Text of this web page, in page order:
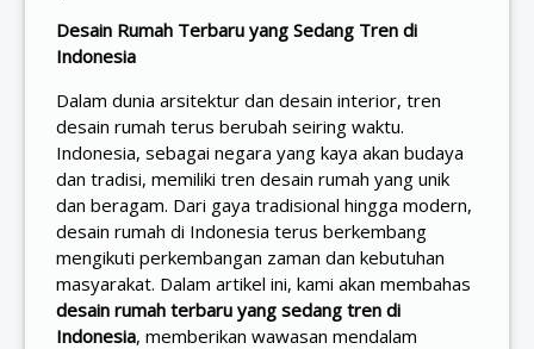
Desain Rumah Terbaru yang Sedang Tren di
Indonesia
Dalam dunia arsitektur dan desain interior, tren
desain rumah terus berubah seiring waktu.
Indonesia, sebagai negara yang kaya akan budaya
dan tradisi, memiliki tren desain rumah yang unik
dan beragam. Dari gaya tradisional hingga modern,
desain rumah di Indonesia terus berkembang
mengikuti perkembangan zaman dan kebutuhan
masyarakat. Dalam artikel ini, kami akan membahas
desain rumah terbaru yang sedang tren di
Indonesia, memberikan wawasan mendalam